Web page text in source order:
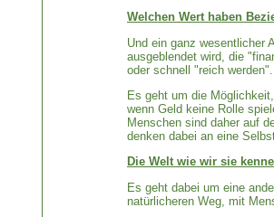
Welchen Wert haben
Und ein ganz wesentlicher
ausgeblendet wird, die
oder schnell "reich
Es geht um die
wenn Geld keine Rolle
Menschen sind daher auf
denken dabei an eine
Die Welt wie wir sie
Es geht dabei um eine
natürlicheren Weg, mit